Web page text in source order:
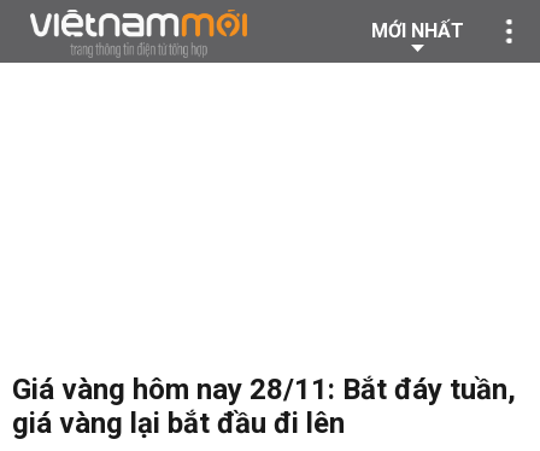
MỚI NHẤT
Giá vàng hôm nay 28/11: Bắt đáy tuần,
giá vàng lại bắt đầu đi lên